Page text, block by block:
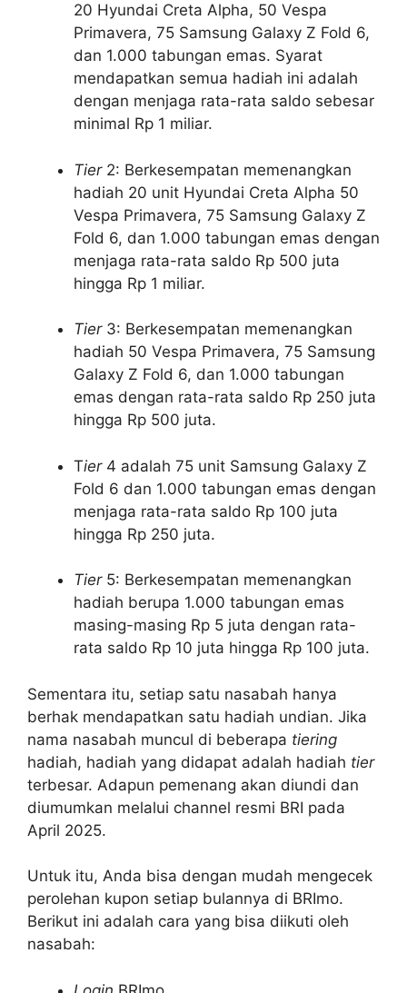
20 Hyundai Creta Alpha, 50 Vespa
Primavera, 75 Samsung Galaxy Z Fold 6,
dan 1.000 tabungan emas. Syarat
mendapatkan semua hadiah ini adalah
dengan menjaga rata-rata saldo sebesar
minimal Rp 1 miliar.
Tier 2: Berkesempatan memenangkan
hadiah 20 unit Hyundai Creta Alpha 50
Vespa Primavera, 75 Samsung Galaxy Z
Fold 6, dan 1.000 tabungan emas dengan
menjaga rata-rata saldo Rp 500 juta
hingga Rp 1 miliar.
Tier 3: Berkesempatan memenangkan
hadiah 50 Vespa Primavera, 75 Samsung
Galaxy Z Fold 6, dan 1.000 tabungan
emas dengan rata-rata saldo Rp 250 juta
hingga Rp 500 juta.
Tier 4 adalah 75 unit Samsung Galaxy Z
Fold 6 dan 1.000 tabungan emas dengan
menjaga rata-rata saldo Rp 100 juta
hingga Rp 250 juta.
Tier 5: Berkesempatan memenangkan
hadiah berupa 1.000 tabungan emas
masing-masing Rp 5 juta dengan rata-
rata saldo Rp 10 juta hingga Rp 100 juta.
Sementara itu, setiap satu nasabah hanya
berhak mendapatkan satu hadiah undian. Jika
nama nasabah muncul di beberapa tiering
hadiah, hadiah yang didapat adalah hadiah tier
terbesar. Adapun pemenang akan diundi dan
diumumkan melalui channel resmi BRI pada
April 2025.
Untuk itu, Anda bisa dengan mudah mengecek
perolehan kupon setiap bulannya di BRImo.
Berikut ini adalah cara yang bisa diikuti oleh
nasabah: